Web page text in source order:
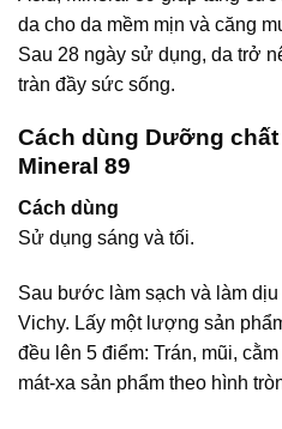
da cho da mềm mịn và căng
Sau 28 ngày sử dụng, da trở
tràn đầy sức sống.
Cách dùng Dưỡng
Mineral 89
Cách dùng
Sử dụng sáng và tối.
Sau bước làm sạch và làm
Vichy. Lấy một lượng sản
đều lên 5 điểm: Trán, mũi,
mát-xa sản phẩm theo hình